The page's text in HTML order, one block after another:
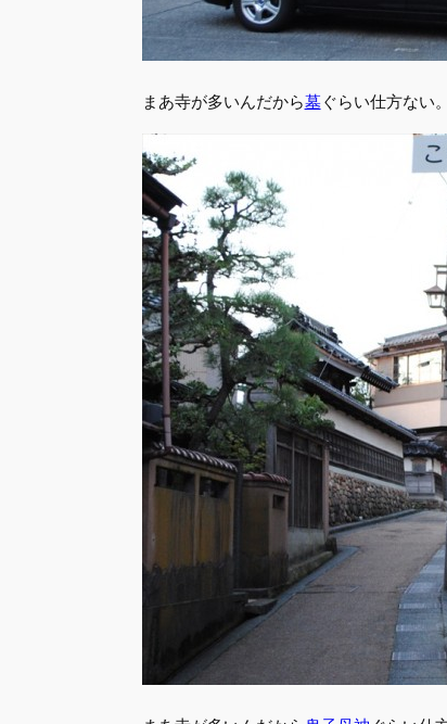
まあ寺が多いんだから墓ぐらい仕方ない